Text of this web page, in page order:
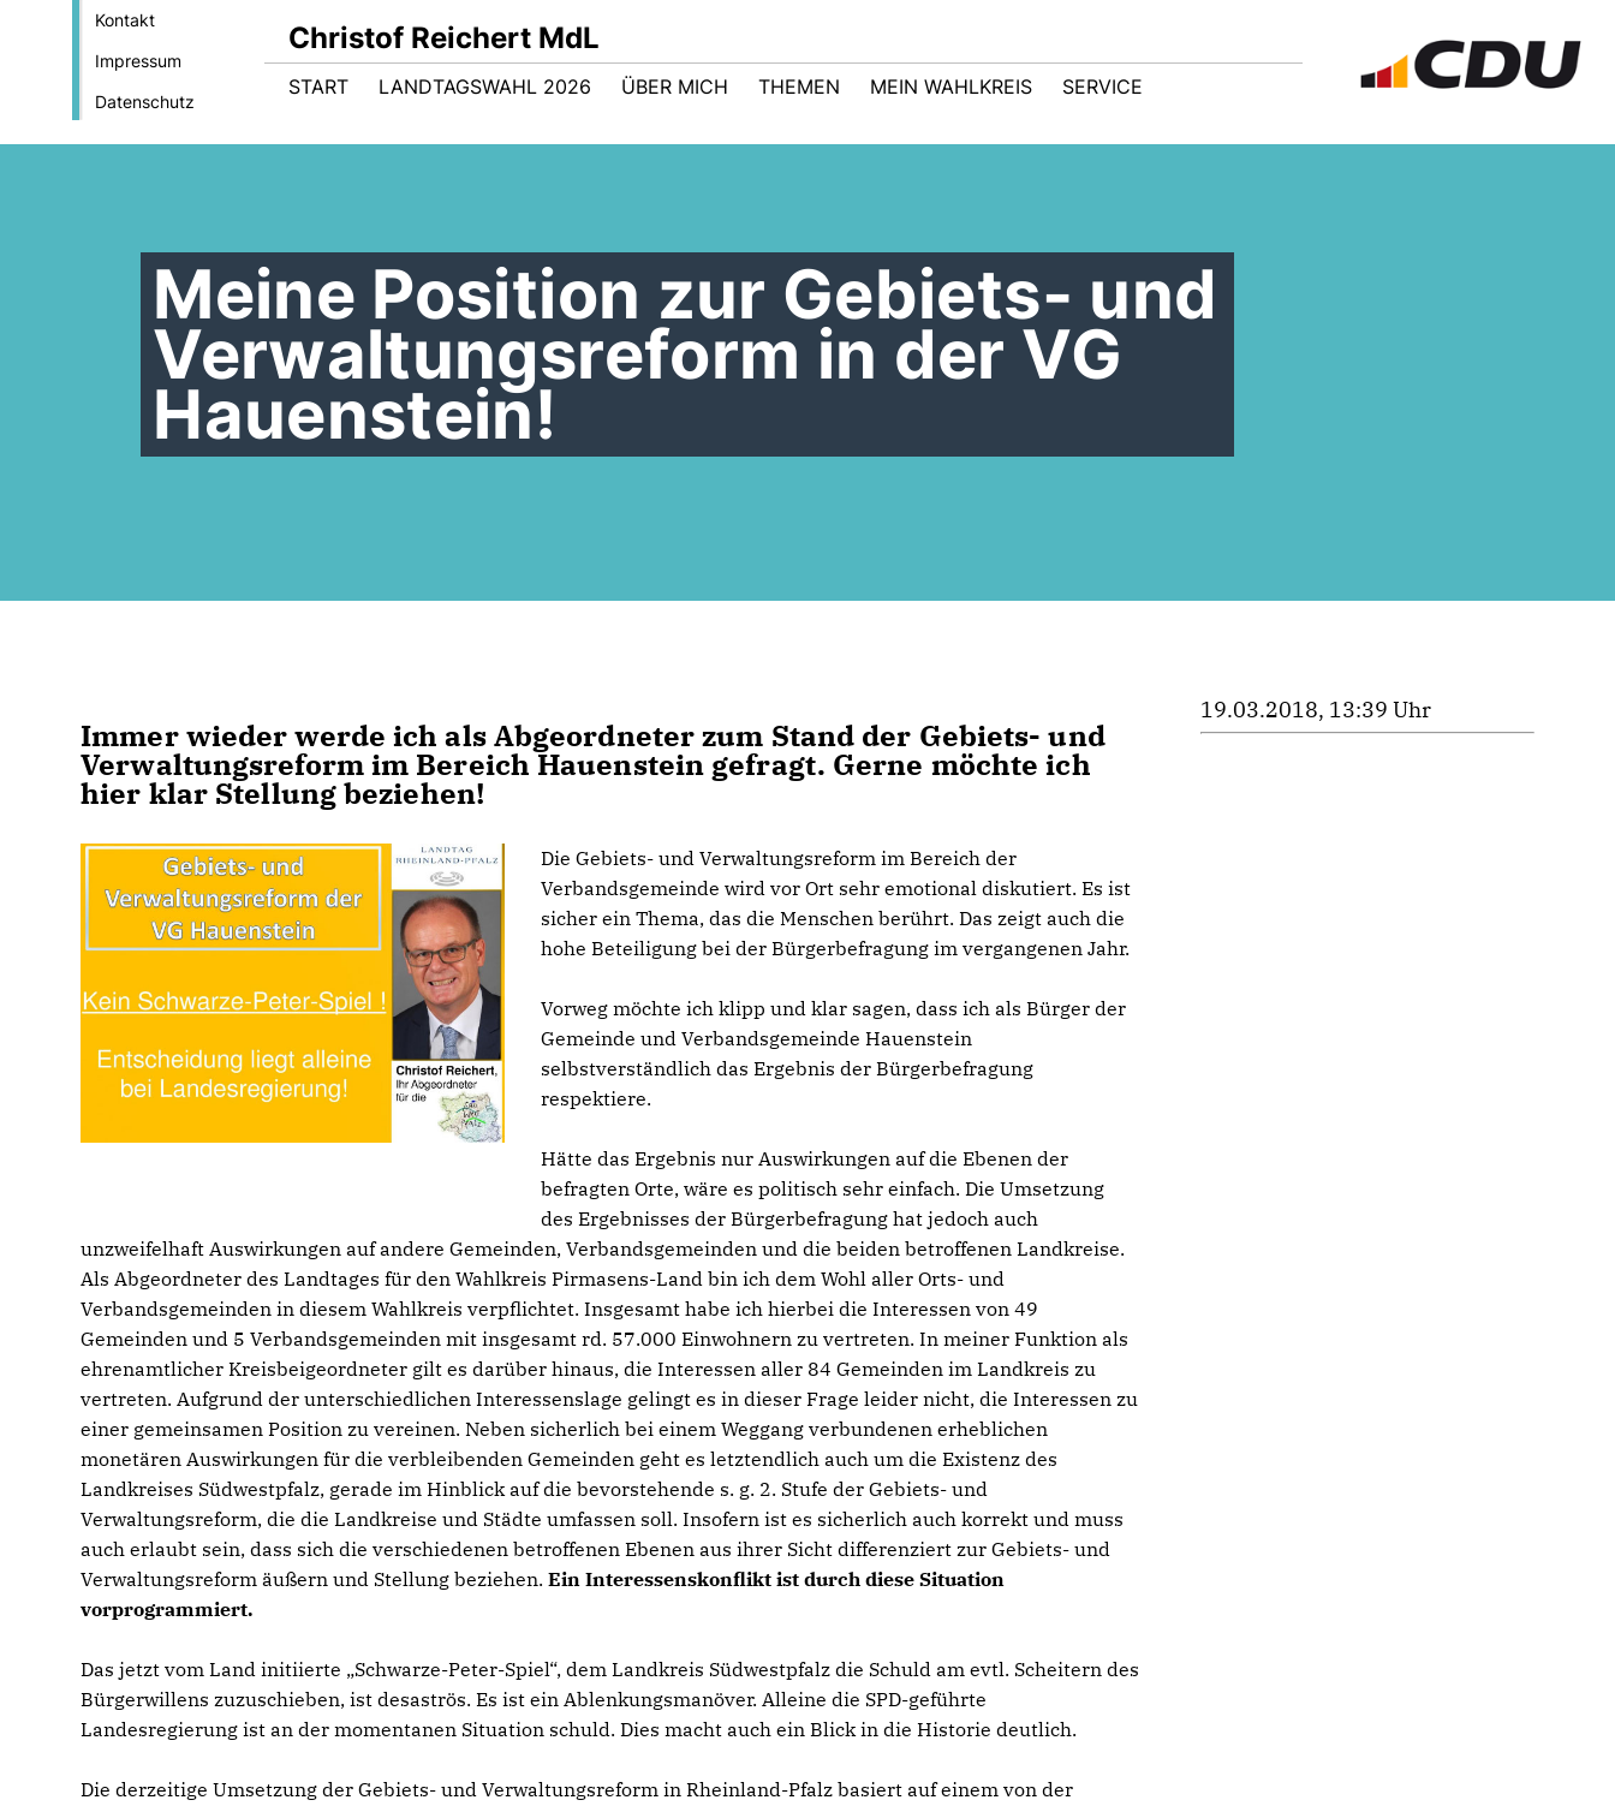
Kontakt
Impressum
Datenschutz
Christof Reichert MdL
START LANDTAGSWAHL 2026 ÜBER MICH THEMEN MEIN WAHLKREIS SERVICE
Meine Position zur Gebiets- und
Verwaltungsreform in der VG
Hauenstein!
Immer wieder werde ich als Abgeordneter zum Stand der Gebiets- und
Verwaltungsreform im Bereich Hauenstein gefragt. Gerne möchte ich
hier klar Stellung beziehen!
Die Gebiets- und Verwaltungsreform im Bereich der
Verbandsgemeinde wird vor Ort sehr emotional diskutiert. Es ist
sicher ein Thema, das die Menschen berührt. Das zeigt auch die
hohe Beteiligung bei der Bürgerbefragung im vergangenen Jahr.
Vorweg möchte ich klipp und klar sagen, dass ich als Bürger der
Gemeinde und Verbandsgemeinde Hauenstein
selbstverständlich das Ergebnis der Bürgerbefragung
respektiere.
Hätte das Ergebnis nur Auswirkungen auf die Ebenen der
befragten Orte, wäre es politisch sehr einfach. Die Umsetzung
des Ergebnisses der Bürgerbefragung hat jedoch auch
unzweifelhaft Auswirkungen auf andere Gemeinden, Verbandsgemeinden und die beiden betroffenen Landkreise.
Als Abgeordneter des Landtages für den Wahlkreis Pirmasens-Land bin ich dem Wohl aller Orts- und
Verbandsgemeinden in diesem Wahlkreis verpflichtet. Insgesamt habe ich hierbei die Interessen von 49
Gemeinden und 5 Verbandsgemeinden mit insgesamt rd. 57.000 Einwohnern zu vertreten. In meiner Funktion als
ehrenamtlicher Kreisbeigeordneter gilt es darüber hinaus, die Interessen aller 84 Gemeinden im Landkreis zu
vertreten. Aufgrund der unterschiedlichen Interessenslage gelingt es in dieser Frage leider nicht, die Interessen zu
einer gemeinsamen Position zu vereinen. Neben sicherlich bei einem Weggang verbundenen erheblichen
monetären Auswirkungen für die verbleibenden Gemeinden geht es letztendlich auch um die Existenz des
Landkreises Südwestpfalz, gerade im Hinblick auf die bevorstehende s. g. 2. Stufe der Gebiets- und
Verwaltungsreform, die die Landkreise und Städte umfassen soll. Insofern ist es sicherlich auch korrekt und muss
auch erlaubt sein, dass sich die verschiedenen betroffenen Ebenen aus ihrer Sicht differenziert zur Gebiets- und
Verwaltungsreform äußern und Stellung beziehen.Ein Interessenskonflikt ist durch diese Situation
vorprogrammiert.
Das jetzt vom Land initiierte „Schwarze-Peter-Spiel“, dem Landkreis Südwestpfalz die Schuld am evtl. Scheitern des
Bürgerwillens zuzuschieben, ist desaströs. Es ist ein Ablenkungsmanöver. Alleine die SPD-geführte
Landesregierung ist an der momentanen Situation schuld. Dies macht auch ein Blick in die Historie deutlich.
Die derzeitige Umsetzung der Gebiets- und Verwaltungsreform in Rheinland-Pfalz basiert auf einem von der
19.03.2018, 13:39 Uhr